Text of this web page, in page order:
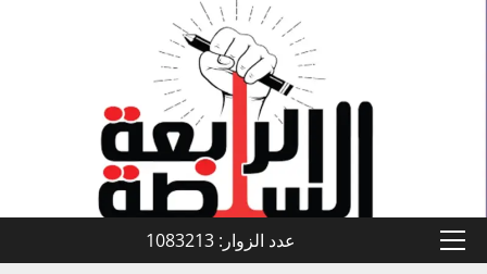
القائمة
عدد الزوار: 1083213